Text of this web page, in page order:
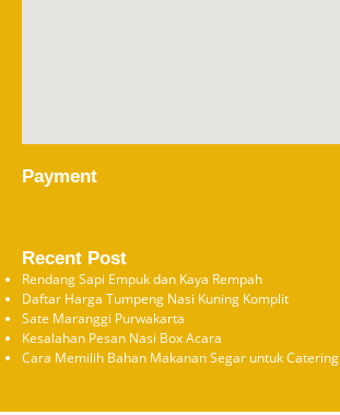
Payment
Recent Post
Rendang Sapi Empuk dan Kaya Rempah
Daftar Harga Tumpeng Nasi Kuning Komplit
Sate Maranggi Purwakarta
Kesalahan Pesan Nasi Box Acara
Cara Memilih Bahan Makanan Segar untuk Catering